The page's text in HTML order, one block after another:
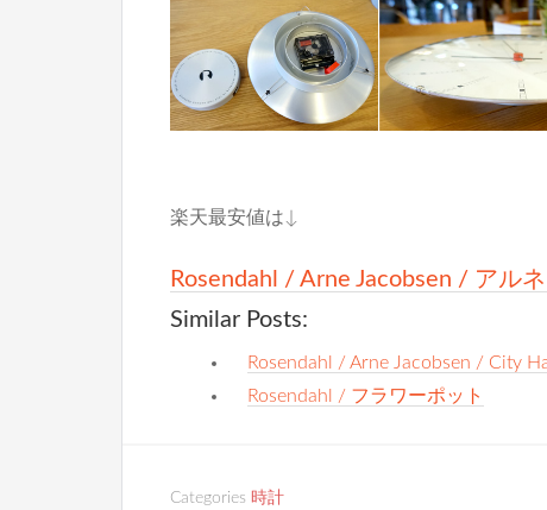
楽天最安値は↓
Rosendahl / Arne Jacobsen / アル
Similar Posts:
Rosendahl / Arne Jacobsen / City
Rosendahl / フラワーポット
Categories 時計